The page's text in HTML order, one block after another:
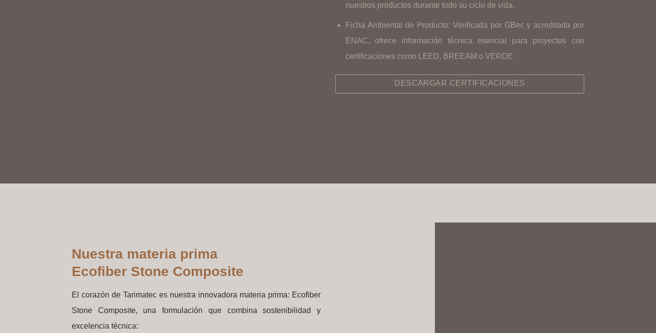
nuestros productos durante todo su ciclo de vida.
Ficha Ambiental de Producto: Verificada por GBec y acreditada por
ENAC, ofrece información técnica esencial para proyectos con
certificaciones como LEED, BREEAM o VERDE
DESCARGAR CERTIFICACIONES
Nuestra materia prima
Ecofiber Stone Composite
El corazón de Tarimatec es nuestra innovadora materia prima: Ecofiber
Stone Composite, una formulación que combina sostenibilidad y
excelencia técnica: